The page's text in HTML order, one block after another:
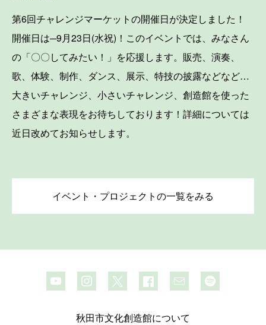
第6回チャレンジマーケットの開催日が決定しました！
開催日は─9月23日(水祝)！このイベントでは、みなさん
の「〇〇してみたい！」を応援します。販売、演奏、
歌、体験、制作、ダンス、展示、特技の披露などなど…
大きいチャレンジ、小さいチャレンジ、創造館を使った
さまざまな表現をお待ちしております！詳細については
近日改めてお知らせします。
イベント・プロジェクトの一覧をみる
秋田市文化創造館について